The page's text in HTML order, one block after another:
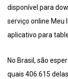
disponível para
serviço online Meu
aplicativo para
No Brasil, são
quais 406.615